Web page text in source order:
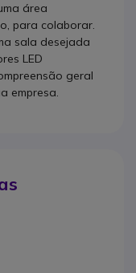
área
para colaborar.
sala desejada
LED
geral
empresa.